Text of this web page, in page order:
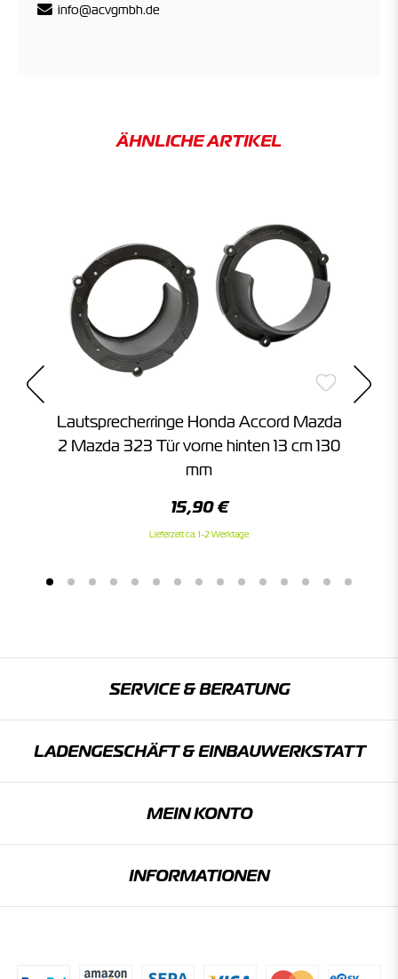
info@acvgmbh.de
ÄHNLICHE ARTIKEL
Lautsprecherringe Honda Accord Mazda
2 Mazda 323 Tür vorne hinten 13 cm 130
mm
15,90 €
Lieferzeit ca. 1-2 Werktage
SERVICE & BERATUNG
LADENGESCHÄFT & EINBAU­WERKSTATT
MEIN KONTO
INFORMATIONEN